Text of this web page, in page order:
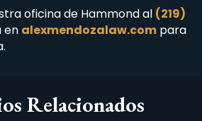
oficina de Hammond al (219)
en alexmendozalaw.com para
Relacionados